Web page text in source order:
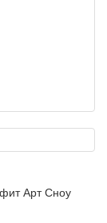
Арт Сноу